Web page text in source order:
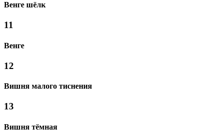
Венге шёлк
11
Венге
12
Вишня малого тиснения
13
Вишня тёмная